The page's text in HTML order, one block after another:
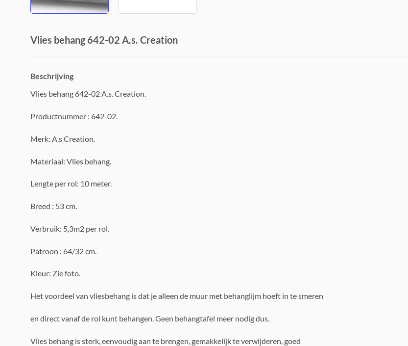
Vlies behang 642-02 A.s. Creation
Beschrijving
Vlies behang 642-02 A.s. Creation.
Productnummer : 642-02.
Merk: A.s Creation.
Materiaal: Vlies behang.
Lengte per rol: 10 meter.
Breed : 53 cm.
Verbruik: 5,3m2 per rol.
Patroon : 64/32 cm.
Kleur: Zie foto.
Het voordeel van vliesbehang is dat je alleen de muur met behanglijm hoeft in te smeren
en direct vanaf de rol kunt behangen. Geen behangtafel meer nodig dus.
Vlies behang is sterk, eenvoudig aan te brengen, gemakkelijk te verwijderen, goed